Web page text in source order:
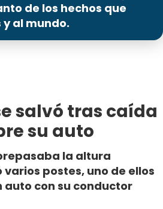
de los hechos que
al mundo.
salvó tras caída
su auto
la altura
postes, uno de ellos
auto con su conductor